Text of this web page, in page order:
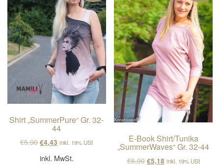
Shirt „SummerPure“ Gr. 32-
44
€5,90Ursprünglicher Preis war: €5,90
€4,43 Aktueller Preis ist: €4,43.
inkl. 19% USt
inkl. MwSt.
E-Book Shirt/Tunika
„SummerWaves“ Gr. 32-44
€6,90 Ursprünglicher Preis
€5,18Aktueller Preis
inkl. 19% USt